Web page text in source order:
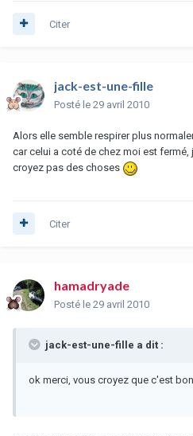
Citer
jack-est-une-fille
Posté le 29 avril 2010
Alors elle semble respirer plus
car celui a coté de chez moi est fermé,
croyez pas des choses
Citer
hamadryade
Posté le 29 avril 2010
jack-est-une-fille a dit :
ok merci, vous croyez que c'est